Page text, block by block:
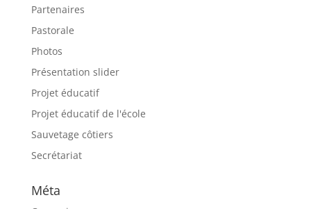
Partenaires
Pastorale
Photos
Présentation slider
Projet éducatif
Projet éducatif de l'école
Sauvetage côtiers
Secrétariat
Méta